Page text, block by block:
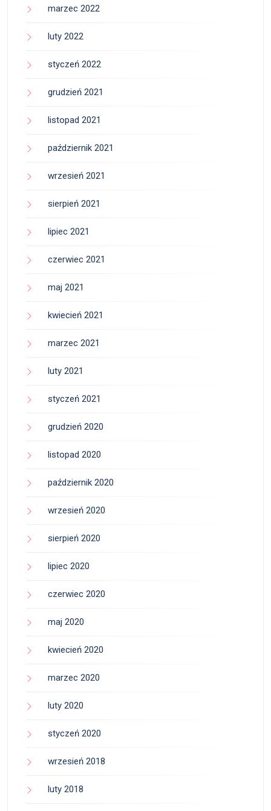
marzec 2022
luty 2022
styczeń 2022
grudzień 2021
listopad 2021
październik 2021
wrzesień 2021
sierpień 2021
lipiec 2021
czerwiec 2021
maj 2021
kwiecień 2021
marzec 2021
luty 2021
styczeń 2021
grudzień 2020
listopad 2020
październik 2020
wrzesień 2020
sierpień 2020
lipiec 2020
czerwiec 2020
maj 2020
kwiecień 2020
marzec 2020
luty 2020
styczeń 2020
wrzesień 2018
luty 2018